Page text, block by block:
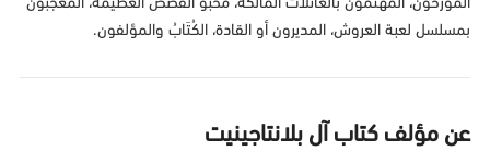
بمسلسل لعبة العروش، المديرون أو القادة، الكُتَابُ والمؤلفون.
عن مؤلف كتاب آل بلانتاجينيت